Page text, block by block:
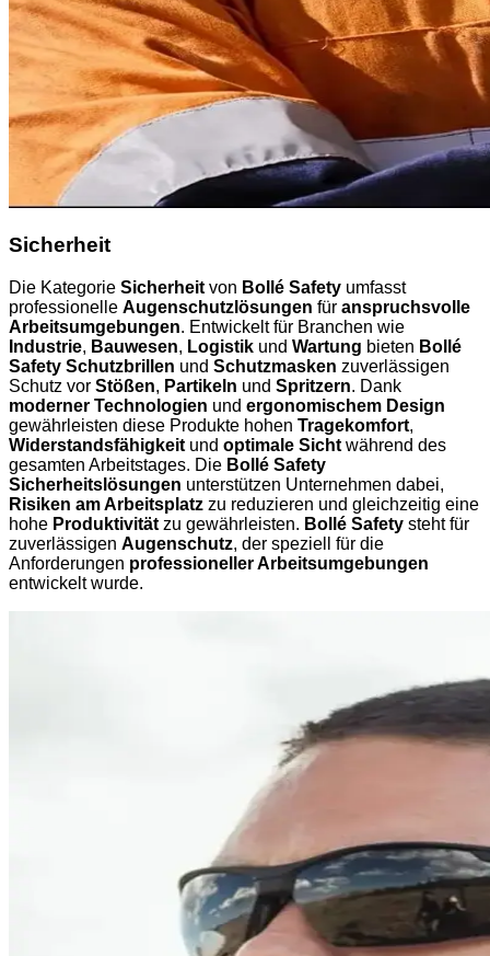
Sicherheit
Die Kategorie Sicherheit von Bollé Safety umfasst
professionelle Augenschutzlösungen für anspruchsvolle
Arbeitsumgebungen. Entwickelt für Branchen wie
Industrie, Bauwesen, Logistik und Wartung bieten Bollé
Safety Schutzbrillen und Schutzmasken zuverlässigen
Schutz vor Stößen, Partikeln und Spritzern. Dank
moderner Technologien und ergonomischem Design
gewährleisten diese Produkte hohen Tragekomfort,
Widerstandsfähigkeit und optimale Sicht während des
gesamten Arbeitstages. Die Bollé Safety
Sicherheitslösungen unterstützen Unternehmen dabei,
Risiken am Arbeitsplatz zu reduzieren und gleichzeitig eine
hohe Produktivität zu gewährleisten. Bollé Safety steht für
zuverlässigen Augenschutz, der speziell für die
Anforderungen professioneller Arbeitsumgebungen
entwickelt wurde.